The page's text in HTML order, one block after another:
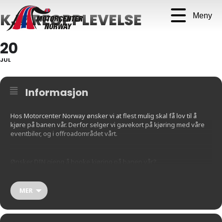
Meny
KJØREOPPLEVELSE
20
JUL
Informasjon
Hos Motorcenter Norway ønsker vi at flest mulig skal få lov til å
kjøre på banen vår. Derfor selger vi gavekort på kjøring med våre
eventbiler, og i offroadområdet vårt.
Mer informasjon finner du her:
https://motorcenternorway.pameldingssystem.no/gavekort-
kjoreopplevelse-2024
MER